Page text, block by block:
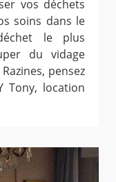
vos déchets
soins dans le
le plus
du vidage
pensez
Tony, location